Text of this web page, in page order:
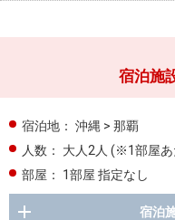
宿泊施
宿泊地： 沖縄 > 那覇
人数：
大人2人 (※1部屋あ
部屋：
1部屋 指定なし
宿泊